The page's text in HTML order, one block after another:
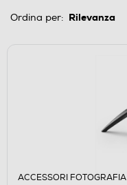
Ordina per:
ACCESSORI FOTOGRAFIA